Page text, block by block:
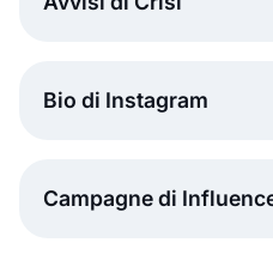
Bio di Instagram
Campagne di